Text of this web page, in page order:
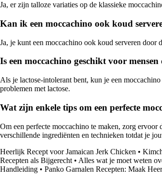
Ja, er zijn talloze variaties op de klassieke
Kan ik een moccachino ook koud
Ja, je kunt een moccachino ook koud serveren door
Is een moccachino geschikt voor
Als je lactose-intolerant bent, kun je een
problemen met lactose.
Wat zijn enkele tips om een perfecte
Om een perfecte moccachino te maken, zorg
verschillende ingrediënten en technieken totdat je
Heerlijk Recept voor Jamaican Jerk Chicken •
Recepten als Bijgerecht • Alles wat je moet weten
Handleiding • Panko Garnalen Recepten: Maak